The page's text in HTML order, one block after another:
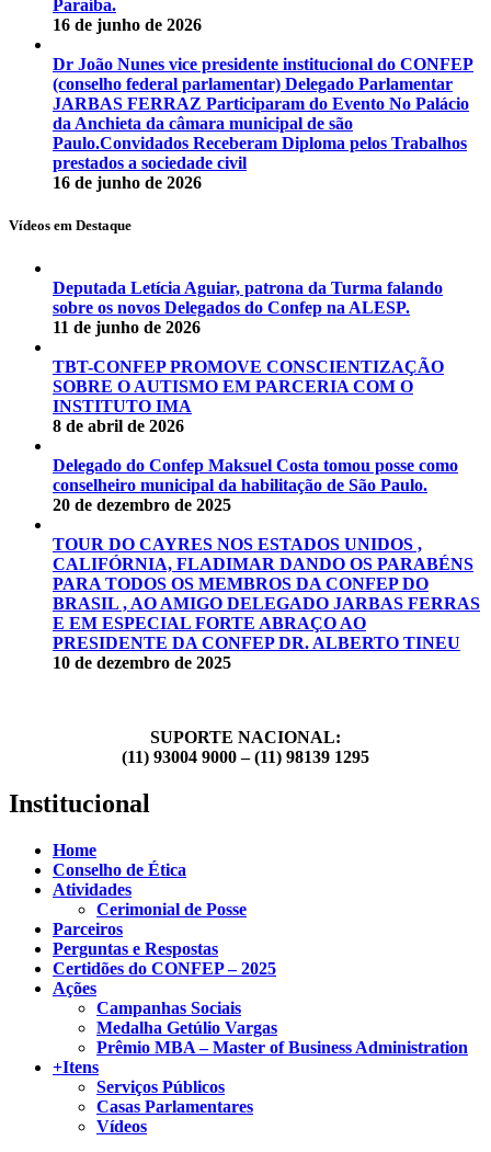
Paraíba.
16 de junho de 2026
Dr João Nunes vice presidente institucional do CONFEP
(conselho federal parlamentar) Delegado Parlamentar
JARBAS FERRAZ Participaram do Evento No Palácio
da Anchieta da câmara municipal de são
Paulo.Convidados Receberam Diploma pelos Trabalhos
prestados a sociedade civil
16 de junho de 2026
Vídeos em Destaque
Deputada Letícia Aguiar, patrona da Turma falando
sobre os novos Delegados do Confep na ALESP.
11 de junho de 2026
TBT-CONFEP PROMOVE CONSCIENTIZAÇÃO
SOBRE O AUTISMO EM PARCERIA COM O
INSTITUTO IMA
8 de abril de 2026
Delegado do Confep Maksuel Costa tomou posse como
conselheiro municipal da habilitação de São Paulo.
20 de dezembro de 2025
TOUR DO CAYRES NOS ESTADOS UNIDOS ,
CALIFÓRNIA, FLADIMAR DANDO OS PARABÉNS
PARA TODOS OS MEMBROS DA CONFEP DO
BRASIL , AO AMIGO DELEGADO JARBAS FERRAS
E EM ESPECIAL FORTE ABRAÇO AO
PRESIDENTE DA CONFEP DR. ALBERTO TINEU
10 de dezembro de 2025
SUPORTE NACIONAL:
(11) 93004 9000 – (11) 98139 1295
Institucional
Home
Conselho de Ética
Atividades
Cerimonial de Posse
Parceiros
Perguntas e Respostas
Certidões do CONFEP – 2025
Ações
Campanhas Sociais
Medalha Getúlio Vargas
Prêmio MBA – Master of Business Administration
+Itens
Serviços Públicos
Casas Parlamentares
Vídeos